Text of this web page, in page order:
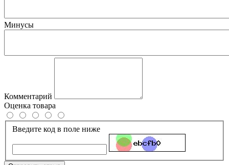
Минусы
Комментарий
Оценка товара
Введите код в поле ниже